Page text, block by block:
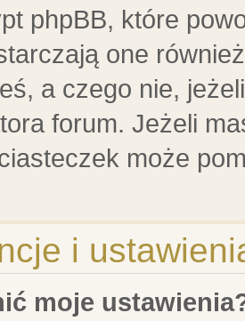
phpBB, które
one
a czego nie,
forum. Jeżeli
może
i
moje